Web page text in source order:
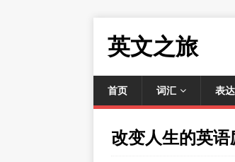
英文之旅
首页 词汇 表达
改变人生的英语